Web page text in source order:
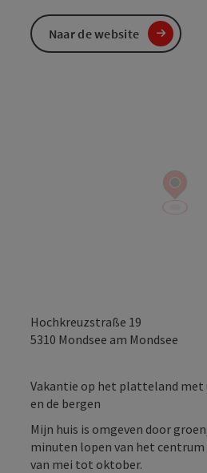
Hochkreuzstraße 19
5310 Mondsee am Mondsee
Vakantie op het platteland
en de bergen
Mijn huis is omgeven door
minuten lopen van het centrum
van mei tot oktober.
Naar de website